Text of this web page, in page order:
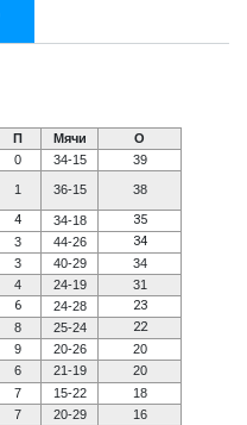
П Мячи
О
0 34-15 39
1 36-15 38
4 34-18 35
3 44-26 34
3 40-29
34
4 24-19
31
6 24-28 23
8 25-24 22
9 20-26
20
6 21-19
20
7 15-22
18
7 20-29
16